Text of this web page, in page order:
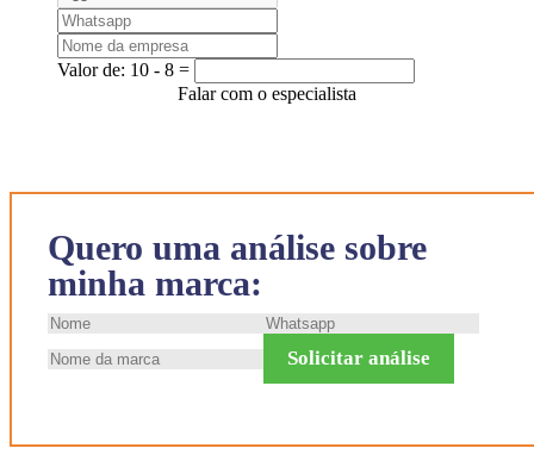
Quero uma análise sobre
minha marca:
Solicitar análise
Valor de: 10 - 8 =
Falar com o especialista